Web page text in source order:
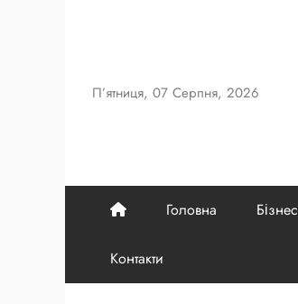
П’ятниця, 07 Серпня, 2026
Головна Бізнес
Контакти